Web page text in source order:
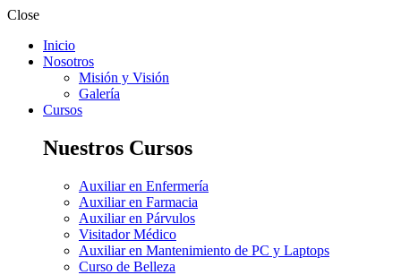
Close
Inicio
Nosotros
Misión y Visión
Galería
Cursos
Nuestros Cursos
Auxiliar en Enfermería
Auxiliar en Farmacia
Auxiliar en Párvulos
Visitador Médico
Auxiliar en Mantenimiento de PC y Laptops
Curso de Belleza